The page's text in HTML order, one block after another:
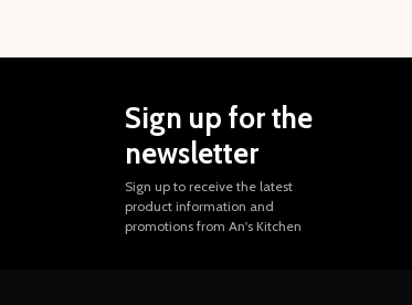
Sign up for the
newsletter
Sign up to receive the latest
product information and
promotions from An's Kitchen